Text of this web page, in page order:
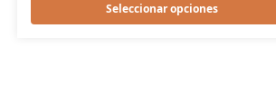
Seleccionar opciones